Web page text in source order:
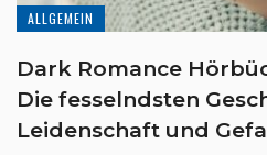
ALLGEMEIN
Dark Romance
Die fesselndsten
Leidenschaft und